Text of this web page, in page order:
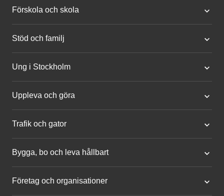
Förskola och skola
Stöd och familj
Ung i Stockholm
Uppleva och göra
Trafik och gator
Bygga, bo och leva hållbart
Företag och organisationer